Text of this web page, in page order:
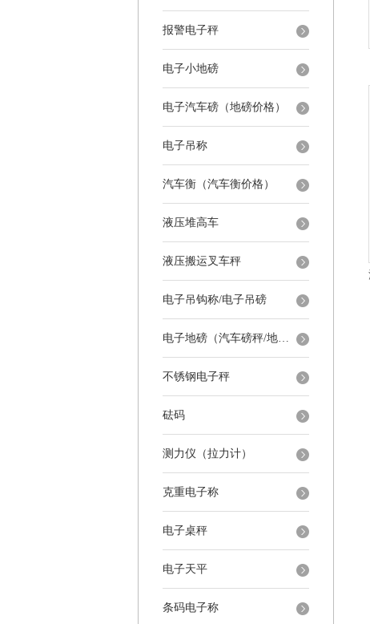
报警电子秤
电子小地磅
电子汽车磅（地磅价格）
电子吊称
汽车衡（汽车衡价格）
液压堆高车
液压搬运叉车秤
电子吊钩称/电子吊磅
电子地磅（汽车磅秤/地磅）
不锈钢电子秤
砝码
测力仪（拉力计）
克重电子称
电子桌秤
电子天平
条码电子称